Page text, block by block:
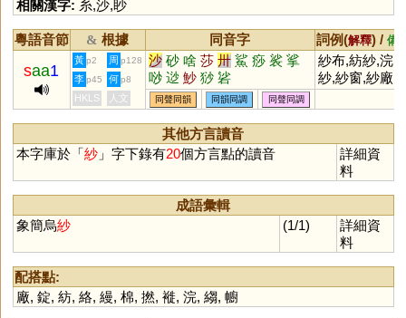
相關漢字: 糸,沙,眇
粵語音節 & 根據 同音字 詞例(解釋) / 備
saa1
黃 p2 周 p128 沙 砂 啥 莎 卅 鯊 痧 裟 挲
唦 逤 魦 猀 硰
紗布,紡紗,浣
紗,紗窗,紗廠,
紗門,紗錠,紗
線,紗帽
李 p45 何 p8
HKLS 人文 同聲同韻 同韻同調 同聲同調
其他方言讀音
本字庫於「紗」字下錄有20個方言點的讀音
詳細資
料
成語彙輯
象簡烏紗 (1/1)
詳細資
料
配搭點:
廠, 錠, 紡, 絡, 縵, 棉, 撚, 褷, 浣, 縐, 幮